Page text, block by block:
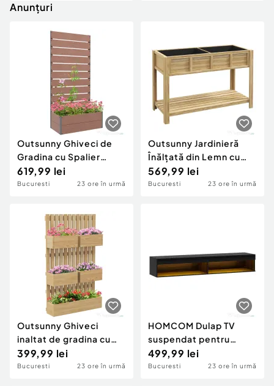
Anunțuri
Outsunny Ghiveci de
Gradina cu Spalier
pentru Plante
Caţaratoare, Viţa de
619,99 lei
Bucuresti 23 ore în urmă
Outsunny Jardinieră
Înălțată din Lemn cu
Raft Inferior,
Separator, Găuri de
569,99 lei
Bucuresti 23 ore în urmă
Outsunny Ghiveci
inaltat de gradina cu
grilaj pentru vita de vie,
399,99 lei
Bucuresti 23 ore în urmă
HOMCOM Dulap TV
suspendat pentru
televizoare de până la
75" cu lumini LED în 16
499,99 lei
Bucuresti 23 ore în urmă